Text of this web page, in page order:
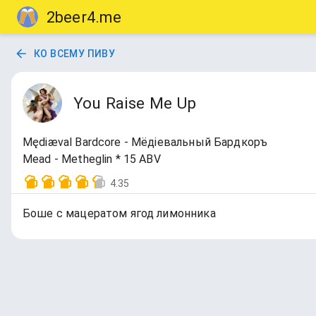
2beer4.me
КО ВСЕМУ ПИВУ
You Raise Me Up
Mędiæval Bardcore - Мёдiевальный Бардкоръ
Mead - Metheglin * 15 ABV
4.35
Боше с мацератом ягод лимонника